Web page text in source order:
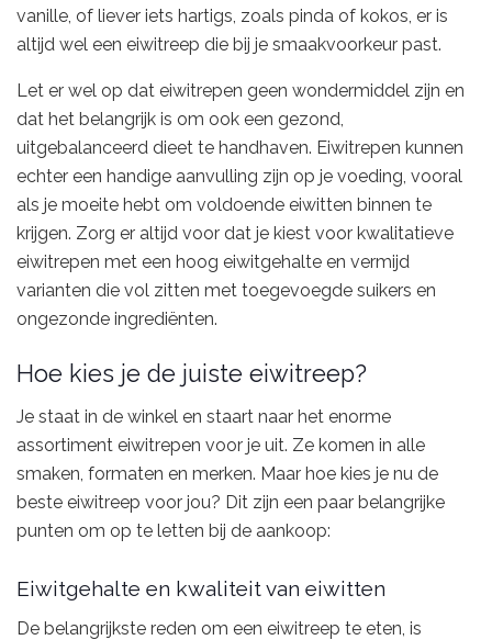
vanille, of liever iets hartigs, zoals pinda of kokos, er is
altijd wel een eiwitreep die bij je smaakvoorkeur past.
Let er wel op dat eiwitrepen geen wondermiddel zijn en
dat het belangrijk is om ook een gezond,
uitgebalanceerd dieet te handhaven. Eiwitrepen kunnen
echter een handige aanvulling zijn op je voeding, vooral
als je moeite hebt om voldoende eiwitten binnen te
krijgen. Zorg er altijd voor dat je kiest voor kwalitatieve
eiwitrepen met een hoog eiwitgehalte en vermijd
varianten die vol zitten met toegevoegde suikers en
ongezonde ingrediënten.
Hoe kies je de juiste eiwitreep?
Je staat in de winkel en staart naar het enorme
assortiment eiwitrepen voor je uit. Ze komen in alle
smaken, formaten en merken. Maar hoe kies je nu de
beste eiwitreep voor jou? Dit zijn een paar belangrijke
punten om op te letten bij de aankoop:
Eiwitgehalte en kwaliteit van eiwitten
De belangrijkste reden om een eiwitreep te eten, is